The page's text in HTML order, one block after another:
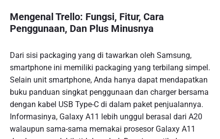
Mengenal Trello: Fungsi, Fitur, Cara
Penggunaan, Dan Plus Minusnya
Dari sisi packaging yang di tawarkan oleh Samsung,
smartphone ini memiliki packaging yang terbilang simpel.
Selain unit smartphone, Anda hanya dapat mendapatkan
buku panduan singkat penggunaan dan charger bersama
dengan kabel USB Type-C di dalam paket penjualannya.
Informasinya, Galaxy A11 lebih unggul berasal dari A20
walaupun sama-sama memakai prosesor Galaxy A11